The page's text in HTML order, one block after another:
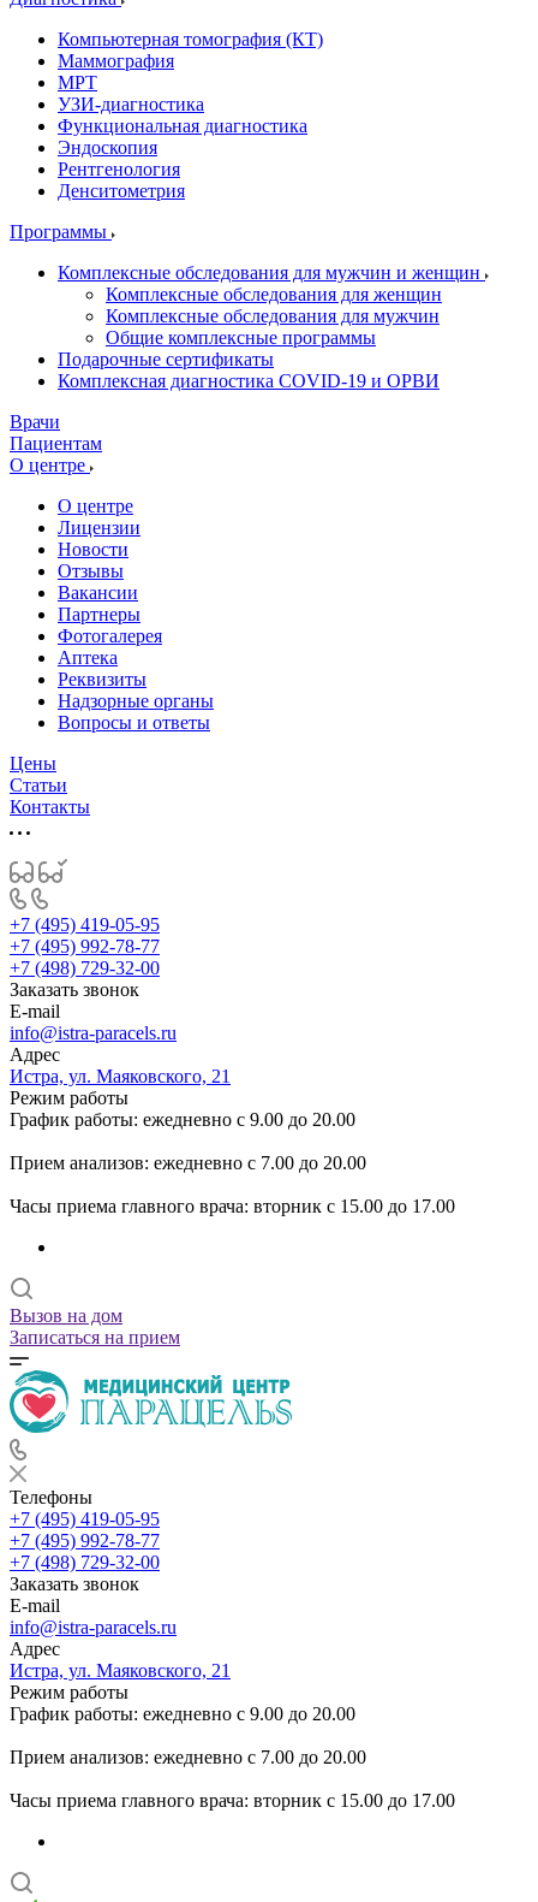
Компьютерная томография (КТ)
Маммография
МРТ
УЗИ-диагностика
Функциональная диагностика
Эндоскопия
Рентгенология
Денситометрия
Программы
Комплексные обследования для мужчин и женщин
Комплексные обследования для женщин
Комплексные обследования для мужчин
Общие комплексные программы
Подарочные сертификаты
Комплексная диагностика COVID-19 и ОРВИ
Врачи
Пациентам
О центре
О центре
Лицензии
Новости
Отзывы
Вакансии
Партнеры
Фотогалерея
Аптека
Реквизиты
Надзорные органы
Вопросы и ответы
Цены
Статьи
Контакты
+7 (495) 419-05-95
+7 (495) 992-78-77
+7 (498) 729-32-00
Заказать звонок
E-mail
info@istra-paracels.ru
Адрес
Истра, ул. Маяковского, 21
Режим работы
График работы: ежедневно с 9.00 до 20.00
Прием анализов: ежедневно с 7.00 до 20.00
Часы приема главного врача: вторник с 15.00 до 17.00
Вызов на дом
Записаться на прием
Телефоны
+7 (495) 419-05-95
+7 (495) 992-78-77
+7 (498) 729-32-00
Заказать звонок
E-mail
info@istra-paracels.ru
Адрес
Истра, ул. Маяковского, 21
Режим работы
График работы: ежедневно с 9.00 до 20.00
Прием анализов: ежедневно с 7.00 до 20.00
Часы приема главного врача: вторник с 15.00 до 17.00